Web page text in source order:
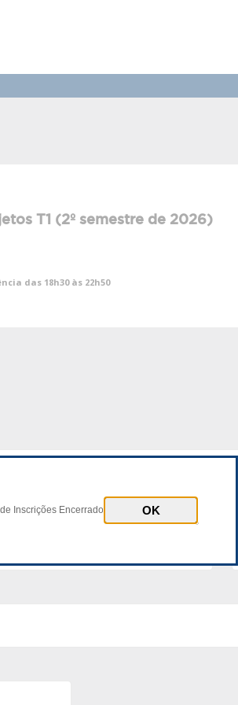
T1 (2º semestre de 2026)
das 18h30 às 22h50
Documento
Inscrições Encerrado